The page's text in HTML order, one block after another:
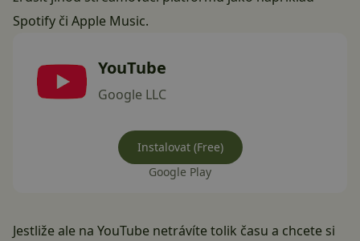
Spotify či Apple Music.
YouTube
Google LLC
Instalovat (Free)
Google Play
Jestliže ale na YouTube netrávíte tolik času a chcete si